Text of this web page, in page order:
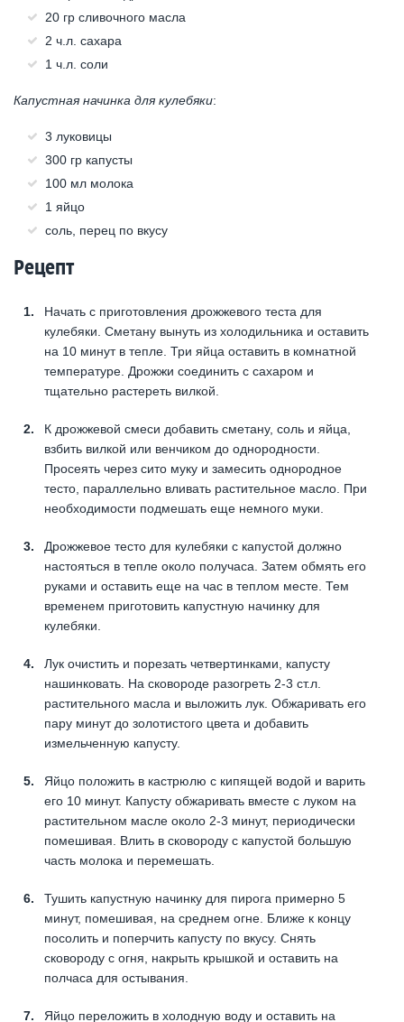
20 гр сливочного масла
2 ч.л. сахара
1 ч.л. соли
Капустная начинка для кулебяки:
3 луковицы
300 гр капусты
100 мл молока
1 яйцо
соль, перец по вкусу
Рецепт
Начать с приготовления дрожжевого теста для
кулебяки. Сметану вынуть из холодильника и оставить
на 10 минут в тепле. Три яйца оставить в комнатной
температуре. Дрожжи соединить с сахаром и
тщательно растереть вилкой.
К дрожжевой смеси добавить сметану, соль и яйца,
взбить вилкой или венчиком до однородности.
Просеять через сито муку и замесить однородное
тесто, параллельно вливать растительное масло. При
необходимости подмешать еще немного муки.
Дрожжевое тесто для кулебяки с капустой должно
настояться в тепле около получаса. Затем обмять его
руками и оставить еще на час в теплом месте. Тем
временем приготовить капустную начинку для
кулебяки.
Лук очистить и порезать четвертинками, капусту
нашинковать. На сковороде разогреть 2-3 ст.л.
растительного масла и выложить лук. Обжаривать его
пару минут до золотистого цвета и добавить
измельченную капусту.
Яйцо положить в кастрюлю с кипящей водой и варить
его 10 минут. Капусту обжаривать вместе с луком на
растительном масле около 2-3 минут, периодически
помешивая. Влить в сковороду с капустой большую
часть молока и перемешать.
Тушить капустную начинку для пирога примерно 5
минут, помешивая, на среднем огне. Ближе к концу
посолить и поперчить капусту по вкусу. Снять
сковороду с огня, накрыть крышкой и оставить на
полчаса для остывания.
Яйцо переложить в холодную воду и оставить на